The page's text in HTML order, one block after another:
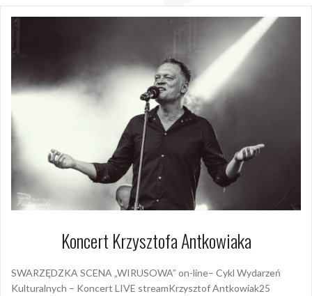
Koncert Krzysztofa Antkowiaka
SWARZĘDZKA SCENA „WIRUSOWA” on-line– Cykl Wydarzeń
Kulturalnych – Koncert LIVE streamKrzysztof Antkowiak25